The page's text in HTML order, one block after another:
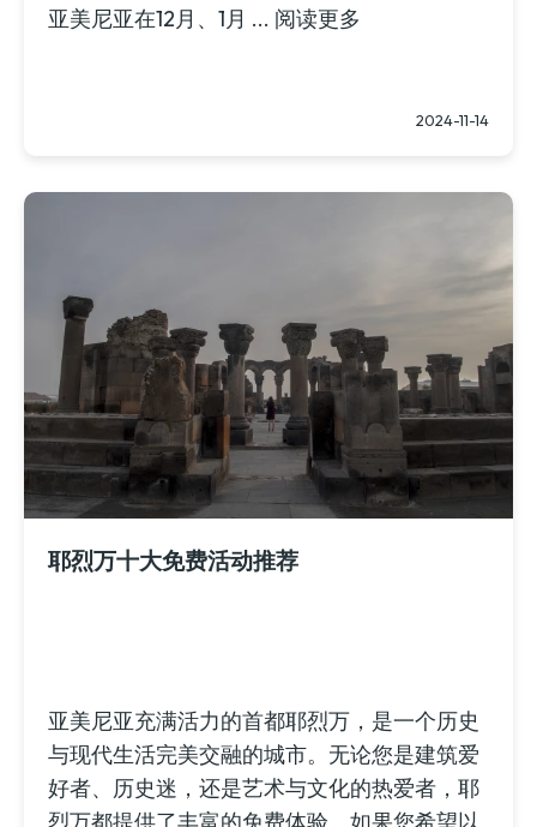
亚美尼亚在12月、1月 ... 阅读更多
2024-11-14
耶烈万十大免费活动推荐
亚美尼亚充满活力的首都耶烈万，是一个历史
与现代生活完美交融的城市。无论您是建筑爱
好者、历史迷，还是艺术与文化的热爱者，耶